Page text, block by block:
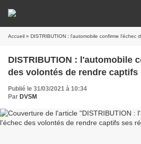
Accueil » DISTRIBUTION : l'automobile confirme l'échec des
DISTRIBUTION : l'automobile
des volontés de rendre
Publié le 31/03/2021 à 10:34
Par DVSM